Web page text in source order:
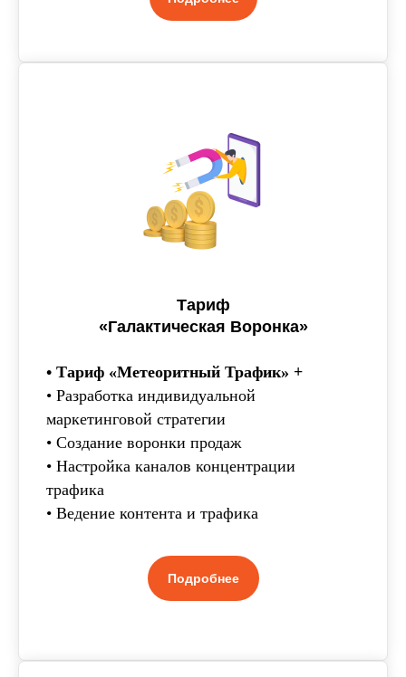
Тариф
«Галактическая Воронка»
• Тариф «Метеоритный Трафик» +
• Разработка индивидуальной
маркетинговой стратегии
• Создание воронки продаж
• Настройка каналов концентрации
трафика
• Ведение контента и трафика
Подробнее